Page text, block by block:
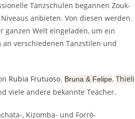
Tanzschulen begannen Zouk-
anbieten. Von diesen werden
ganzen Welt eingeladen, um ein
verschiedenen Tanzstilen und
Rubia Frutuoso, Bruna & Felipe, Thieli
viele andere bekannte Teacher.
, Kizomba- und Forró-